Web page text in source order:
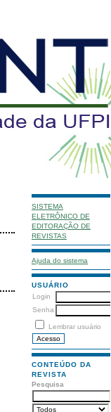
SISTEMA
ELETRÔNICO DE
EDITORAÇÃO DE
REVISTAS
Ajuda do sistema
USUÁRIO
Login
Senha
Lembrar usuário
CONTEÚDO DA
REVISTA
Pesquisa